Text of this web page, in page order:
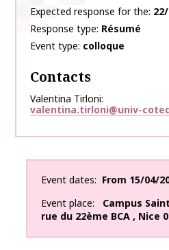
Expected response for the
Response type Résumé
Event type colloque
Contacts
Valentina Tirloni
valentina.tirloni@univ-
Event dates From 15/04/
Event place
Campus
rue du 22ème BCA , Nice